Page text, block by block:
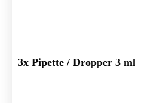
3x Pipette / Dropper 3 ml